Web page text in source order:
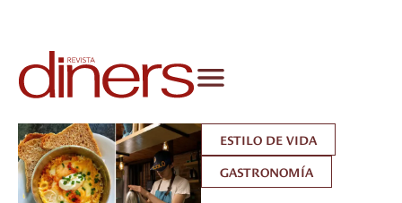
ESTILO DE VIDA
GASTRONOMÍA